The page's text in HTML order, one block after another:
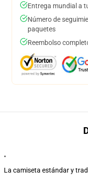
Entrega mundial a
Número de
paquetes
Reembolso
"
La camiseta estándar y